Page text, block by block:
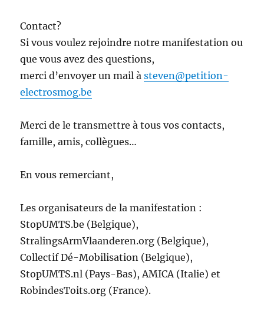
Contact?
Si vous voulez rejoindre notre manifestation ou
que vous avez des questions,
merci d’envoyer un mail àsteven@petition-
electrosmog.be
Merci de le transmettre à tous vos contacts,
famille, amis, collègues…
En vous remerciant,
Les organisateurs de la manifestation :
StopUMTS.be (Belgique),
StralingsArmVlaanderen.org (Belgique),
Collectif Dé-Mobilisation (Belgique),
StopUMTS.nl (Pays-Bas), AMICA (Italie) et
RobindesToits.org (France).